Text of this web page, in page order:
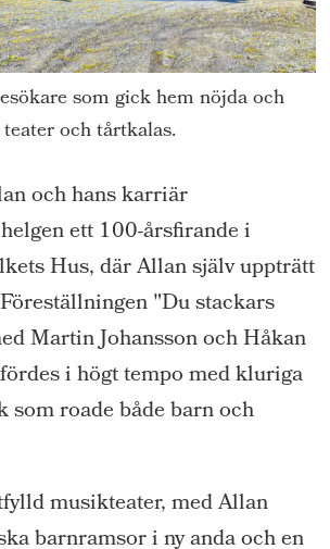
som gick hem nöjda och
och tårtkalas.
och hans karriär
ett 100-årsfirande i
Hus, där Allan själv uppträtt
"Du stackars
Martin Johansson och Håkan
i högt tempo med kluriga
roade både barn och
musikteater, med Allan
barnramsor i ny anda och en